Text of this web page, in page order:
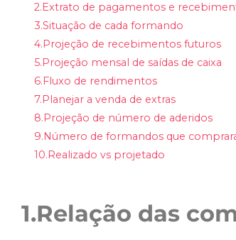
2.Extrato de pagamentos e
3.Situação de cada formando
4.Projeção de recebimentos futuros
5.Projeção mensal de saídas de caixa
6.Fluxo de rendimentos
7.Planejar a venda de extras
8.Projeção de número de aderidos
9.Número de formandos que
10.Realizado vs projetado
1.Relação das